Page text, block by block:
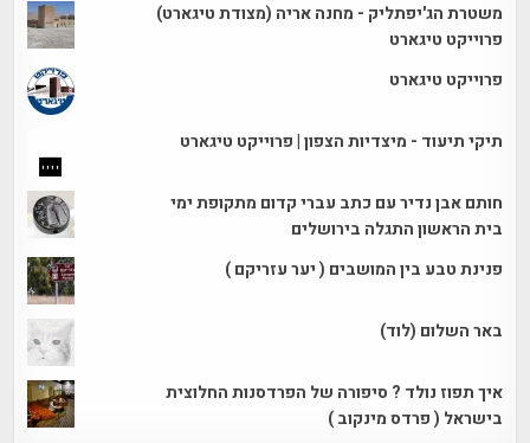
משטרת הג'יפתליק - מחנה אריה (מצודת טיגארט)
פרוייקט טיגארט
פרוייקט טיגארט
תיקי תיעוד - מיצדיות הצפון | פרוייקט טיגארט
חותם אבן נדיר עם כתב עברי קדום מתקופת ימי
בית הראשון התגלה בירושלים
פנינת טבע בין המושבים ( יער עזריקם )
באר השלום (לוד)
איך תפוז נולד ? סיפורה של הפרדסנות החלוצית
בישראל ( פרדס מינקוב )